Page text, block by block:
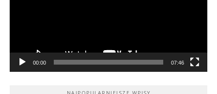
00:00 07:46